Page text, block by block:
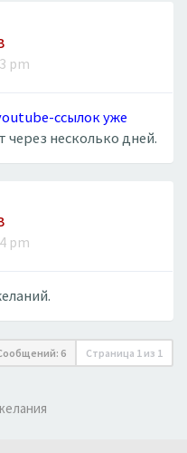
pm
ссылок уже
через несколько дней.
pm
6 Страница 1 из 1